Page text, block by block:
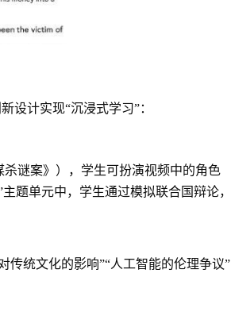
设计实现“沉浸式学习”：
谜案》），学生可扮演视频中的角色
题单元中，学生通过模拟联合国辩论，
传统文化的影响”“人工智能的伦理争议”